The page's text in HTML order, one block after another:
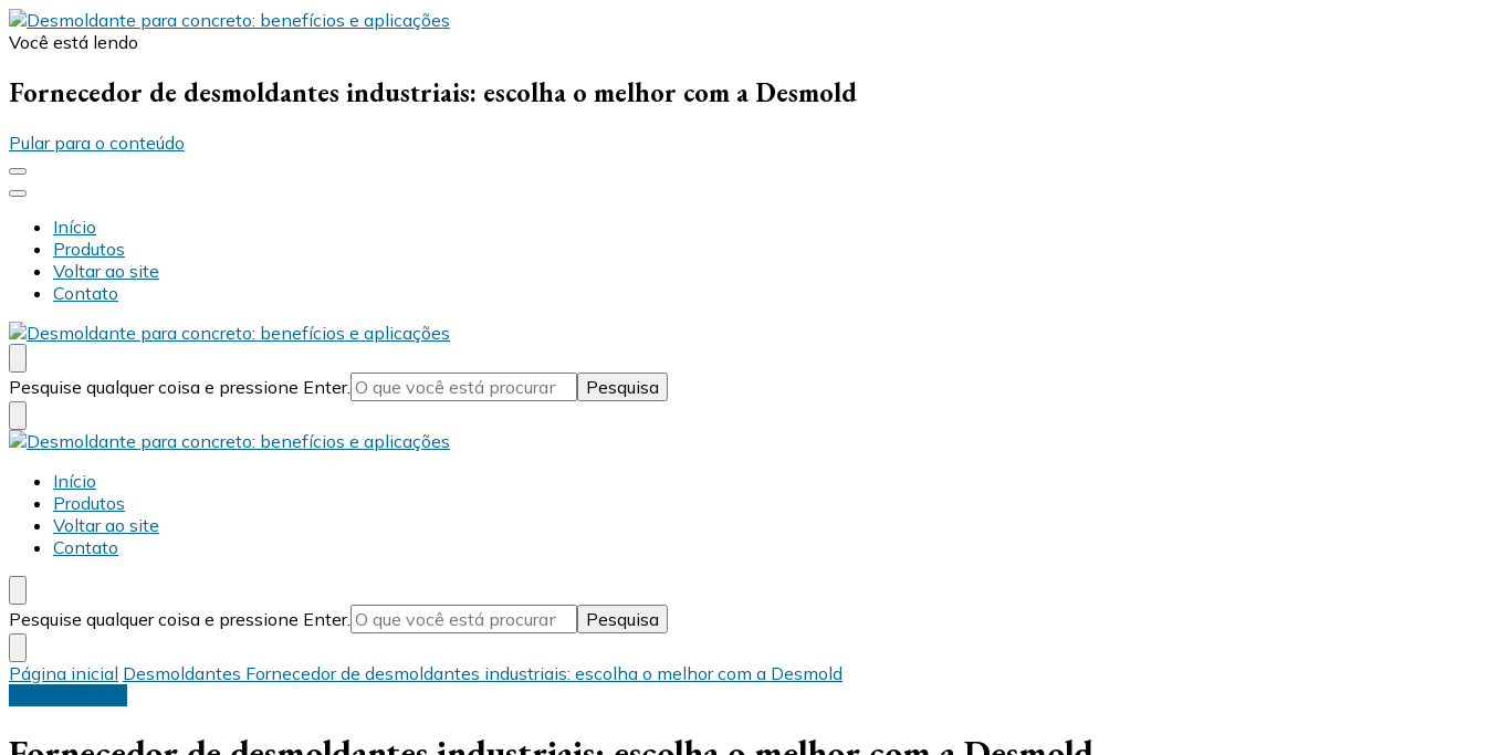
Você está lendo
Fornecedor de desmoldantes industriais: escolha o melhor com a Desmold
Pular para o conteúdo
Início
Produtos
Voltar ao site
Contato
Desmold
Blog Desmold
Procurando
algo?
Pesquise qualquer coisa e pressione Enter.
Desmold
Blog Desmold
Início
Produtos
Voltar ao site
Contato
Procurando
algo?
Pesquise qualquer coisa e pressione Enter.
Página inicial Desmoldantes Fornecedor de desmoldantes industriais: escolha o melhor com a Desmold